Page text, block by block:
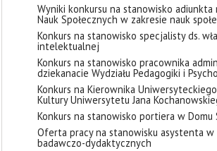
Wyniki konkursu na stanowisko adiunkta
Nauk Społecznych w zakresie nauk
Konkurs na stanowisko specjalisty ds.
intelektualnej
Konkurs na stanowisko pracownika
dziekanacie Wydziału Pedagogiki i
Konkurs na Kierownika
Kultury Uniwersytetu Jana
Konkurs na stanowisko portiera w Domu
Oferta pracy na stanowisku asystenta
badawczo-dydaktycznych